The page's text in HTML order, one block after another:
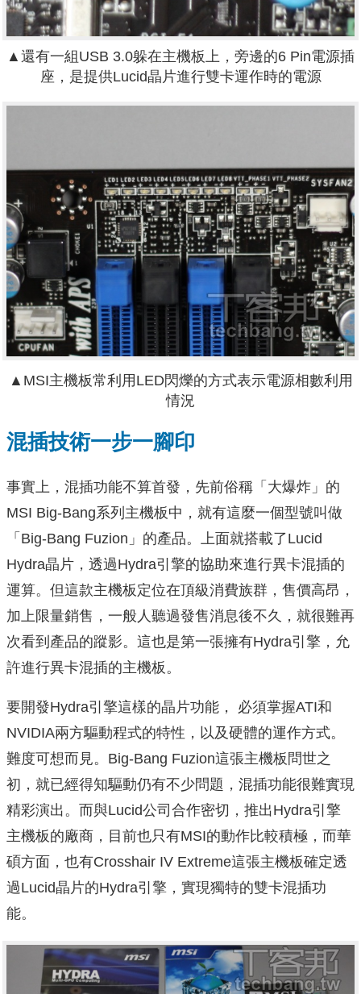
▲還有一組USB 3.0躲在主機板上，旁邊的6 Pin電源插
座，是提供Lucid晶片進行雙卡運作時的電源
▲MSI主機板常利用LED閃爍的方式表示電源相數利用
情況
混插技術一步一腳印
事實上，混插功能不算首發，先前俗稱「大爆炸」的
MSI Big-Bang系列主機板中，就有這麼一個型號叫做
「Big-Bang Fuzion」的產品。上面就搭載了Lucid
Hydra晶片，透過Hydra引擎的協助來進行異卡混插的
運算。但這款主機板定位在頂級消費族群，售價高昂，
加上限量銷售，一般人聽過發售消息後不久，就很難再
次看到產品的蹤影。這也是第一張擁有Hydra引擎，允
許進行異卡混插的主機板。
要開發Hydra引擎這樣的晶片功能， 必須掌握ATI和
NVIDIA兩方驅動程式的特性，以及硬體的運作方式。
難度可想而見。Big-Bang Fuzion這張主機板問世之
初，就已經得知驅動仍有不少問題，混插功能很難實現
精彩演出。而與Lucid公司合作密切，推出Hydra引擎
主機板的廠商，目前也只有MSI的動作比較積極，而華
碩方面，也有Crosshair IV Extreme這張主機板確定透
過Lucid晶片的Hydra引擎，實現獨特的雙卡混插功
能。